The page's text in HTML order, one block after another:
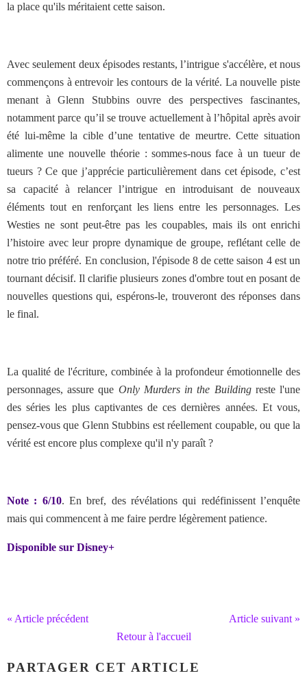
la place qu'ils méritaient cette saison.
Avec seulement deux épisodes restants, l’intrigue s'accélère, et nous
commençons à entrevoir les contours de la vérité. La nouvelle piste
menant à Glenn Stubbins ouvre des perspectives fascinantes,
notamment parce qu’il se trouve actuellement à l’hôpital après avoir
été lui-même la cible d’une tentative de meurtre. Cette situation
alimente une nouvelle théorie : sommes-nous face à un tueur de
tueurs ? Ce que j’apprécie particulièrement dans cet épisode, c’est
sa capacité à relancer l’intrigue en introduisant de nouveaux
éléments tout en renforçant les liens entre les personnages. Les
Westies ne sont peut-être pas les coupables, mais ils ont enrichi
l’histoire avec leur propre dynamique de groupe, reflétant celle de
notre trio préféré. En conclusion, l'épisode 8 de cette saison 4 est un
tournant décisif. Il clarifie plusieurs zones d'ombre tout en posant de
nouvelles questions qui, espérons-le, trouveront des réponses dans
le final.
La qualité de l'écriture, combinée à la profondeur émotionnelle des
personnages, assure que Only Murders in the Buildingreste l'une
des séries les plus captivantes de ces dernières années. Et vous,
pensez-vous que Glenn Stubbins est réellement coupable, ou que la
vérité est encore plus complexe qu'il n'y paraît ?
Note : 6/10. En bref, des révélations qui redéfinissent l’enquête
mais qui commencent à me faire perdre légèrement patience.
Disponible sur Disney+
« Article précédent
Article suivant »
Retour à l'accueil
PARTAGER CET ARTICLE